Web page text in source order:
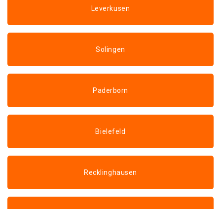
Leverkusen
Solingen
Paderborn
Bielefeld
Recklinghausen